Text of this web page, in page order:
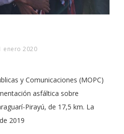
enero 2020
y Comunicaciones (MOPC)
asfáltica sobre
Pirayú, de 17,5 km. La
2019